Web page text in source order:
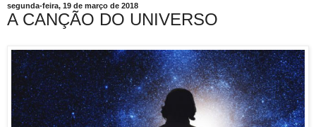
segunda-feira, 19 de março de 2018
A CANÇÃO DO UNIVERSO